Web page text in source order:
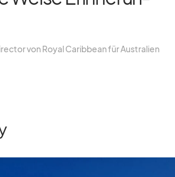
von Royal Ca­rib­bean für Aus­tra­lien